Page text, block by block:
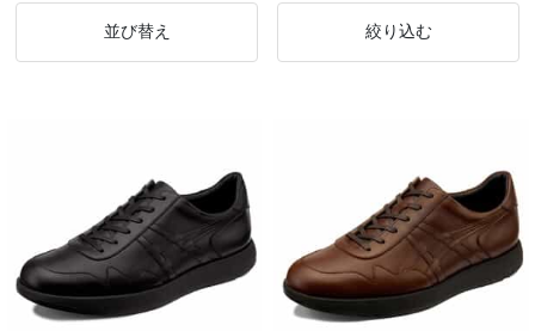
並び替え 絞り込む